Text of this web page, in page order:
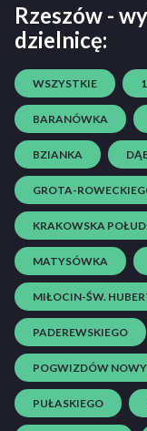
Rzeszów -
dzielnicę:
WSZYSTKIE
BARANÓWKA
BZIANKA
GROTA-
KRAKOWSKA
MATYSÓWKA
MIŁOCIN-ŚW.
PADEREWSKIEGO
POGWIZDÓW NOWY
PUŁASKIEGO